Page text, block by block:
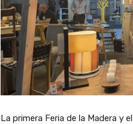
La primera Feria de la Madera y